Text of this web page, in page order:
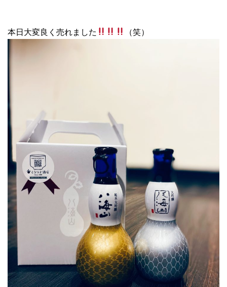
本日大変良く売れました （笑）